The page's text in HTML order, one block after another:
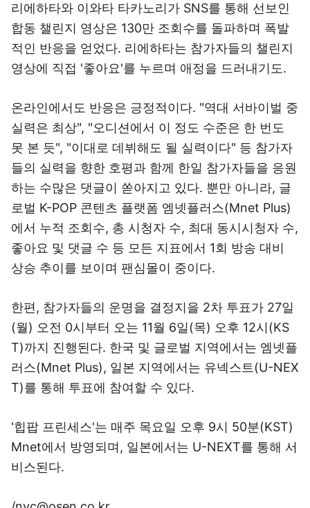
리에하타와 이와타 타카노리가 SNS를 통해 선보인
합동 챌린지 영상은 130만 조회수를 돌파하며 폭발
적인 반응을 얻었다. 리에하타는 참가자들의 챌린지
영상에 직접 '좋아요'를 누르며 애정을 드러내기도.
온라인에서도 반응은 긍정적이다. "역대 서바이벌 중
실력은 최상", "오디션에서 이 정도 수준은 한 번도
못 본 듯", "이대로 데뷔해도 될 실력이다" 등 참가자
들의 실력을 향한 호평과 함께 한일 참가자들을 응원
하는 수많은 댓글이 쏟아지고 있다. 뿐만 아니라, 글
로벌 K-POP 콘텐츠 플랫폼 엠넷플러스(Mnet Plus)
에서 누적 조회수, 총 시청자 수, 최대 동시시청자 수,
좋아요 및 댓글 수 등 모든 지표에서 1회 방송 대비
상승 추이를 보이며 팬심몰이 중이다.
한편, 참가자들의 운명을 결정지을 2차 투표가 27일
(월) 오전 0시부터 오는 11월 6일(목) 오후 12시(KS
T)까지 진행된다. 한국 및 글로벌 지역에서는 엠넷플
러스(Mnet Plus), 일본 지역에서는 유넥스트(U-NEX
T)를 통해 투표에 참여할 수 있다.
'힙팝 프린세스'는 매주 목요일 오후 9시 50분(KST)
Mnet에서 방영되며, 일본에서는 U-NEXT를 통해 서
비스된다.